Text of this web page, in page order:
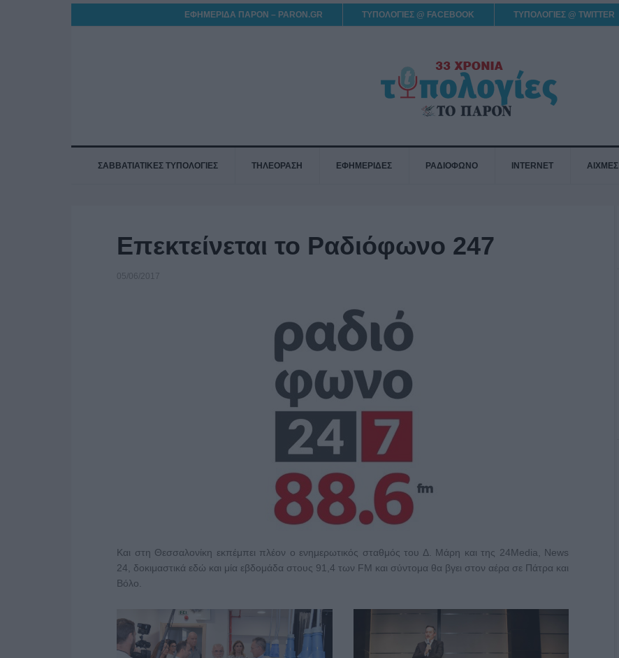
ΕΦΗΜΕΡΙΔΑ ΠΑΡΟΝ – PARON.GR ΤΥΠΟΛΟΓΙΕΣ @ FACEBOOK ΤΥΠΟΛΟΓΙΕΣ @ TWITTER
ΣΑΒΒΑΤΙΑΤΙΚΕΣ ΤΥΠΟΛΟΓΙΕΣ ΤΗΛΕΟΡΑΣΗ ΕΦΗΜΕΡΙΔΕΣ ΡΑΔΙΟΦΩΝΟ INTERNET ΑΙΧΜΕΣ
Επεκτείνεται το Ραδιόφωνο 247
05/06/2017
Και στη Θεσσαλονίκη εκπέμπει πλέον ο ενημερωτικός σταθμός του Δ. Μάρη και της 24Media, News
24, δοκιμαστικά εδώ και μία εβδομάδα στους 91,4 των FM και σύντομα θα βγει στον αέρα σε Πάτρα και
Βόλο.